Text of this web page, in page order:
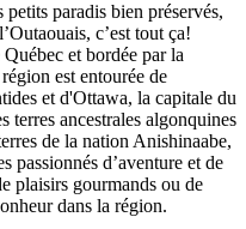
paradis bien préservés,
c’est tout ça!
et bordée par la
est entourée de
et d'Ottawa, la capitale du
terres ancestrales algonquines
de la nation Anishinaabe,
passionnés d’aventure et de
plaisirs gourmands ou de
dans la région.